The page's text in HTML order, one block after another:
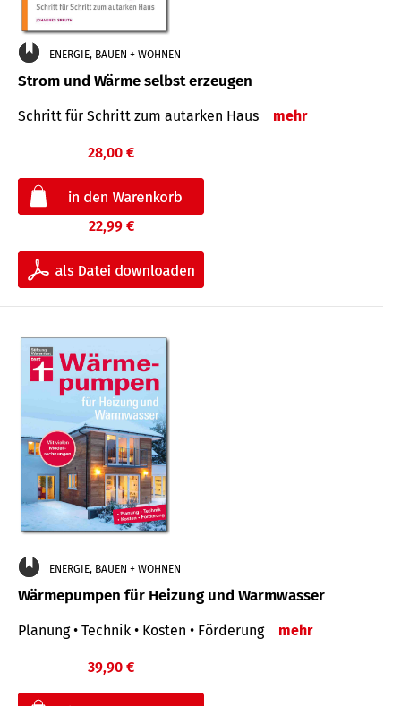
ENERGIE, BAUEN + WOHNEN
Strom und Wärme selbst erzeugen
Schritt für Schritt zum autarken Haus mehr
28,00 €
22,99 €
ENERGIE, BAUEN + WOHNEN
Wärmepumpen für Heizung und Warmwasser
Planung • Technik • Kosten • Förderung mehr
39,90 €